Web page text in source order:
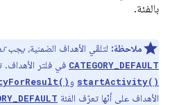
بالفئة.
ملاحظة: لتلقّي الأهداف الضمنية، يجب
CATEGORY_DEFAULT في فلتر الأهداف.
startActivity() و
الأهداف على أنّها تعرّف الفئة